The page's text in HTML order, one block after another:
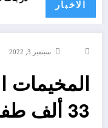
الاخبار
سبتمبر 3, 2022
المخيمات
33 ألف